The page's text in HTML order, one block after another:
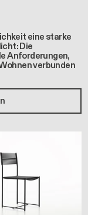
eine starke
Die
Anforderungen,
verbunden